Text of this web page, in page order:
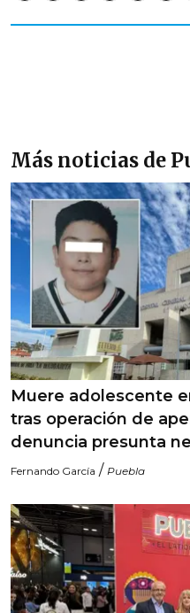
Más noticias de
Muere adolescente
tras operación de
denuncia presunta
Fernando García / Puebla